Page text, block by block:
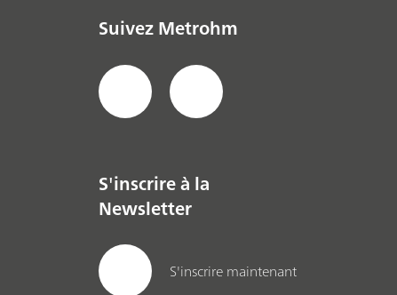
Suivez Metrohm
S'inscrire à la
Newsletter
S'inscrire maintenant